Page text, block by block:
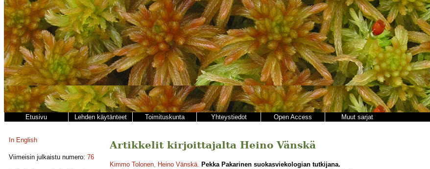
Etusivu Lehden käytänteet Toimituskunta Yhteystiedot Open Access Muut sarjat
In English
Viimeisin julkaistu numero: 76
Artikkelit kirjoittajalta Heino Vänskä
Kimmo Tolonen, Heino Vänskä. Pekka Pakarinen suokasviekologian tutkijana.